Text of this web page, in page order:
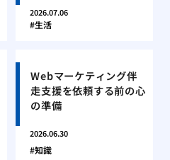
2026.07.06
生活
Webマーケティング伴
走支援を依頼する前の心
の準備
2026.06.30
知識